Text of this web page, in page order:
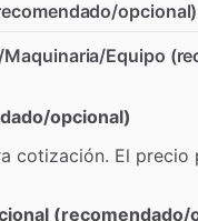
opcional)
Equipo
opcional)
cotización. El precio
(recomendado/